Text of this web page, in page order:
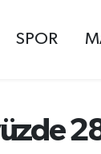
SPOR